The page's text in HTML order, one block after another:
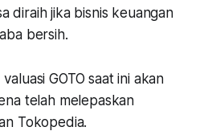
diraih jika bisnis keuangan
bersih.
GOTO saat ini akan
telah melepaskan
Tokopedia.